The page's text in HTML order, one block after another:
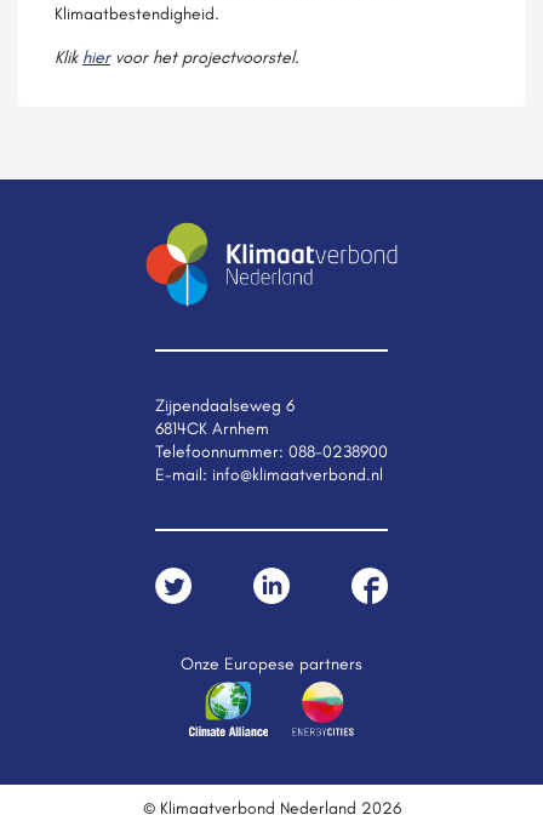
Klimaatbestendigheid.
Klik hiervoor het projectvoorstel.
Zijpendaalseweg 6
6814CK Arnhem
Telefoonnummer: 088-0238900
E-mail: info@klimaatverbond.nl
Onze Europese partners
© Klimaatverbond Nederland 2026